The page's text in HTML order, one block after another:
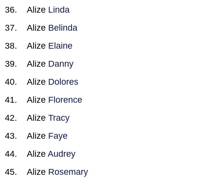
Alize Linda
Alize Belinda
Alize Elaine
Alize Danny
Alize Dolores
Alize Florence
Alize Tracy
Alize Faye
Alize Audrey
Alize Rosemary